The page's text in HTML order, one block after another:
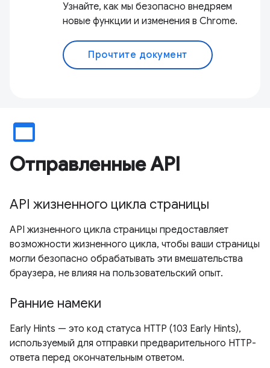
Узнайте, как мы безопасно внедряем
новые функции и изменения в Chrome.
Прочтите документ
web_asset
Отправленные API
API жизненного цикла страницы
API жизненного цикла страницы предоставляет
возможности жизненного цикла, чтобы ваши страницы
могли безопасно обрабатывать эти вмешательства
браузера, не влияя на пользовательский опыт.
Ранние намеки
Early Hints — это код статуса HTTP (103 Early Hints),
используемый для отправки предварительного HTTP-
ответа перед окончательным ответом.